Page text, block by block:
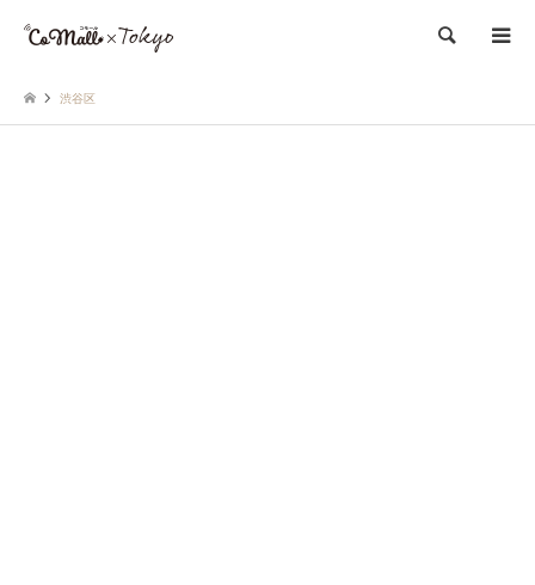
検索
渋谷区